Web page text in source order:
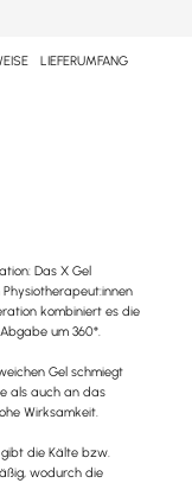
LIEFERUMFANG
Das X Gel
kombiniert es die
um 360°.
Gel schmiegt
als auch an das
Wirksamkeit.
die Kälte bzw.
wodurch die